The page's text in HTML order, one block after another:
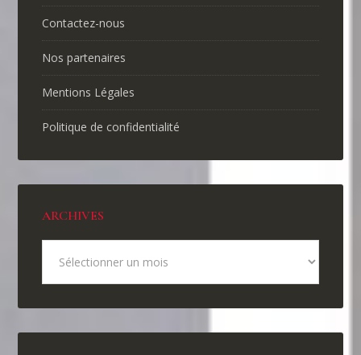
Contactez-nous
Nos partenaires
Mentions Légales
Politique de confidentialité
ARCHIVES